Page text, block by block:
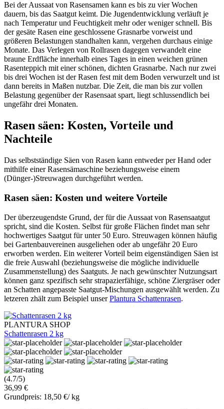
Bei der Aussaat von Rasensamen kann es bis zu vier Wochen
dauern, bis das Saatgut keimt. Die Jugendentwicklung verläuft je
nach Temperatur und Feuchtigkeit mehr oder weniger schnell. Bis
der gesäte Rasen eine geschlossene Grasnarbe vorweist und
größeren Belastungen standhalten kann, vergehen durchaus einige
Monate. Das Verlegen von Rollrasen dagegen verwandelt eine
braune Erdfläche innerhalb eines Tages in einen weichen grünen
Rasenteppich mit einer schönen, dichten Grasnarbe. Nach nur zwei
bis drei Wochen ist der Rasen fest mit dem Boden verwurzelt und ist
dann bereits in Maßen nutzbar. Die Zeit, die man bis zur vollen
Belastung gegenüber der Rasensaat spart, liegt schlussendlich bei
ungefähr drei Monaten.
Rasen säen: Kosten, Vorteile und
Nachteile
Das selbstständige Säen von Rasen kann entweder per Hand oder
mithilfe einer Rasensämaschine beziehungsweise einem
(Dünger-)Streuwagen durchgeführt werden.
Rasen säen: Kosten und weitere Vorteile
Der überzeugendste Grund, der für die Aussaat von Rasensaatgut
spricht, sind die Kosten. Selbst für große Flächen findet man sehr
hochwertiges Saatgut für unter 50 Euro. Streuwagen können häufig
bei Gartenbauvereinen ausgeliehen oder ab ungefähr 20 Euro
erworben werden. Ein weiterer Vorteil beim eigenständigen Säen ist
die freie Auswahl (beziehungsweise die mögliche individuelle
Zusammenstellung) des Saatguts. Je nach gewünschter Nutzungsart
können ganz spezifisch sehr strapazierfähige, schöne Ziergräser oder
an Schatten angepasste Saatgut-Mischungen ausgewählt werden. Zu
letzeren zhält zum Beispiel unserPlantura Schattenrasen.
PLANTURA SHOP
Schattenrasen 2 kg
(4.7/5)
36,99 €
Grundpreis: 18,50 €/ kg